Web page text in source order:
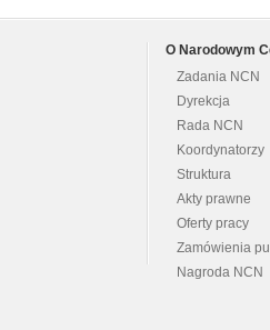
O Narodowym
Zadania NCN
Dyrekcja
Rada NCN
Koordynatorzy
Struktura
Akty prawne
Oferty pracy
Zamówienia
Nagroda NCN